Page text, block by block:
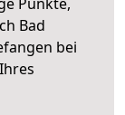
Bad
bei